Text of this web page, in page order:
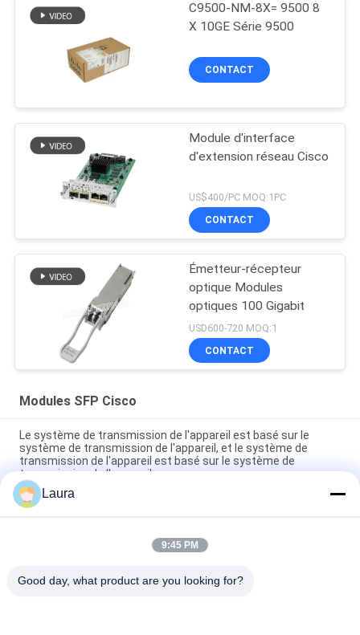
C9500-NM-8X= 9500 8
X 10GE Série 9500
CONTACT
Module d'interface
d'extension réseau Cisco
US$400/PC MOQ:1PC
CONTACT
Émetteur-récepteur
optique Modules
optiques 100 Gigabit
USD600-720 MOQ:1
CONTACT
Modules SFP Cisco
Le système de transmission de l'appareil est basé sur le
système de transmission de l'appareil, et le système de
transmission de l'appareil est basé sur le système de
transmission de l'appareil.
Cisco QSFP-100G-AOC3M 100G QSFP28 câble optique actif
3M pour le centre de données
SFP-25G-AOC7M= Les modules optiques Cisco 25 Gigabit sont
Laura
9:45 PM
Good day, what product are you looking for?